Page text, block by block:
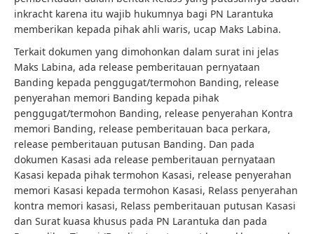
inkracht karena itu wajib hukumnya bagi PN Larantuka
memberikan kepada pihak ahli waris, ucap Maks Labina.
Terkait dokumen yang dimohonkan dalam surat ini jelas
Maks Labina, ada release pemberitauan pernyataan
Banding kepada penggugat/termohon Banding, release
penyerahan memori Banding kepada pihak
penggugat/termohon Banding, release penyerahan Kontra
memori Banding, release pemberitauan baca perkara,
release pemberitauan putusan Banding. Dan pada
dokumen Kasasi ada release pemberitauan pernyataan
Kasasi kepada pihak termohon Kasasi, release penyerahan
memori Kasasi kepada termohon Kasasi, Relass penyerahan
kontra memori kasasi, Relass pemberitauan putusan Kasasi
dan Surat kuasa khusus pada PN Larantuka dan pada